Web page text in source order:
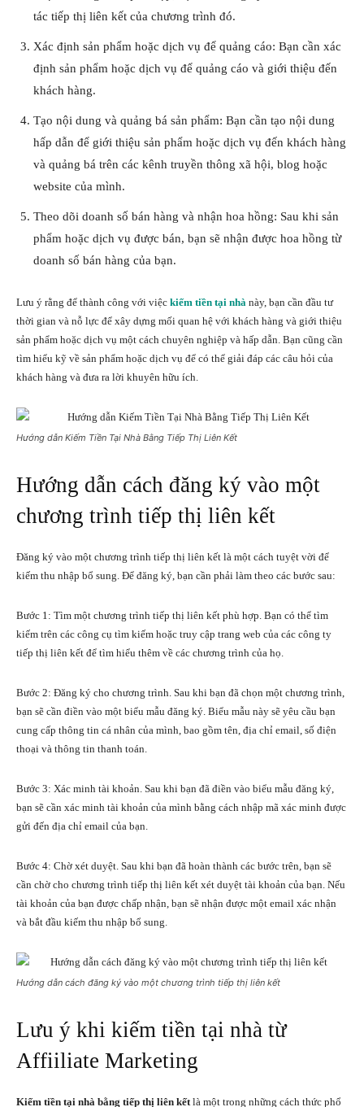
tác tiếp thị liên kết của chương trình đó.
Xác định sản phẩm hoặc dịch vụ để quảng cáo: Bạn cần xác
định sản phẩm hoặc dịch vụ để quảng cáo và giới thiệu đến
khách hàng.
Tạo nội dung và quảng bá sản phẩm: Bạn cần tạo nội dung
hấp dẫn để giới thiệu sản phẩm hoặc dịch vụ đến khách hàng
và quảng bá trên các kênh truyền thông xã hội, blog hoặc
website của mình.
Theo dõi doanh số bán hàng và nhận hoa hồng: Sau khi sản
phẩm hoặc dịch vụ được bán, bạn sẽ nhận được hoa hồng từ
doanh số bán hàng của bạn.
Lưu ý rằng để thành công với việc kiếm tiền tại nhà này, bạn cần đầu tư
thời gian và nỗ lực để xây dựng mối quan hệ với khách hàng và giới thiệu
sản phẩm hoặc dịch vụ một cách chuyên nghiệp và hấp dẫn. Bạn cũng cần
tìm hiểu kỹ về sản phẩm hoặc dịch vụ để có thể giải đáp các câu hỏi của
khách hàng và đưa ra lời khuyên hữu ích.
Hướng dẫn Kiếm Tiền Tại Nhà Bằng Tiếp Thị Liên Kết
Hướng dẫn cách đăng ký vào một
chương trình tiếp thị liên kết
Đăng ký vào một chương trình tiếp thị liên kết là một cách tuyệt vời để
kiếm thu nhập bổ sung. Để đăng ký, bạn cần phải làm theo các bước sau:
Bước 1: Tìm một chương trình tiếp thị liên kết phù hợp. Bạn có thể tìm
kiếm trên các công cụ tìm kiếm hoặc truy cập trang web của các công ty
tiếp thị liên kết để tìm hiểu thêm về các chương trình của họ.
Bước 2: Đăng ký cho chương trình. Sau khi bạn đã chọn một chương trình,
bạn sẽ cần điền vào một biểu mẫu đăng ký. Biểu mẫu này sẽ yêu cầu bạn
cung cấp thông tin cá nhân của mình, bao gồm tên, địa chỉ email, số điện
thoại và thông tin thanh toán.
Bước 3: Xác minh tài khoản. Sau khi bạn đã điền vào biểu mẫu đăng ký,
bạn sẽ cần xác minh tài khoản của mình bằng cách nhập mã xác minh được
gửi đến địa chỉ email của bạn.
Bước 4: Chờ xét duyệt. Sau khi bạn đã hoàn thành các bước trên, bạn sẽ
cần chờ cho chương trình tiếp thị liên kết xét duyệt tài khoản của bạn. Nếu
tài khoản của bạn được chấp nhận, bạn sẽ nhận được một email xác nhận
và bắt đầu kiếm thu nhập bổ sung.
Hướng dẫn cách đăng ký vào một chương trình tiếp thị liên kết
Lưu ý khi kiếm tiền tại nhà từ
Affiiliate Marketing
Kiếm tiền tại nhà bằng tiếp thị liên kết là một trong những cách thức phổ